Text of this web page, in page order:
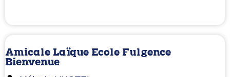
Amicale Laïque Ecole Fulgence
Bienvenue